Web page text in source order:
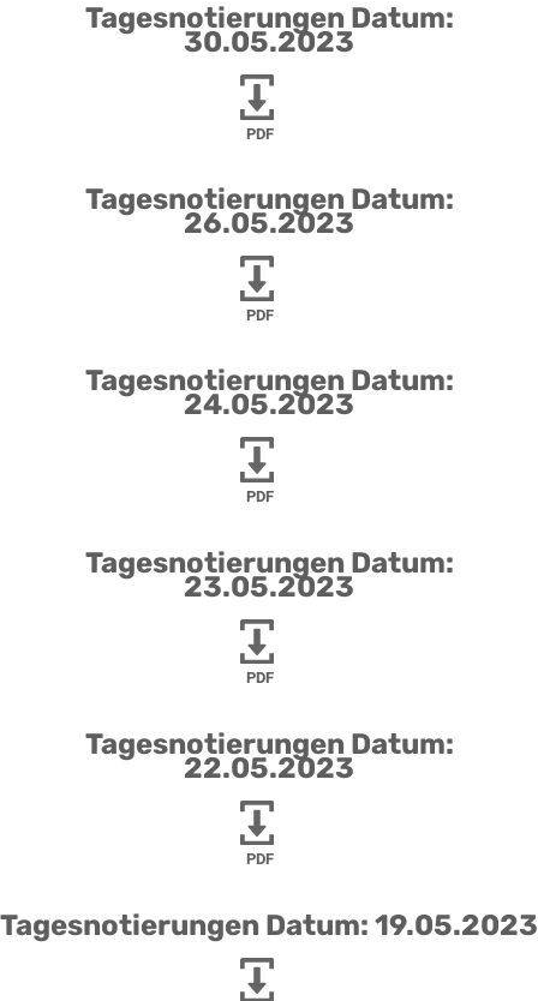
Tagesnotierungen Datum:
30.05.2023
PDF
Tagesnotierungen Datum:
26.05.2023
PDF
Tagesnotierungen Datum:
24.05.2023
PDF
Tagesnotierungen Datum:
23.05.2023
PDF
Tagesnotierungen Datum:
22.05.2023
PDF
Tagesnotierungen Datum: 19.05.2023